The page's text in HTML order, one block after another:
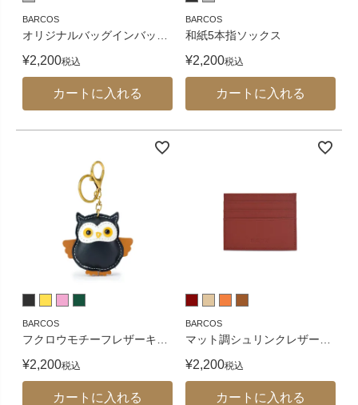
BARCOS
オリジナルバッグインバッ
¥2,200税込
カートに入れる
BARCOS
和紙5本指ソックス
¥2,200税込
カートに入れる
BARCOS
フクロウモチーフレザーキ
¥2,200税込
カートに入れる
BARCOS
マット調シュリンクレザー
¥2,200税込
カートに入れる